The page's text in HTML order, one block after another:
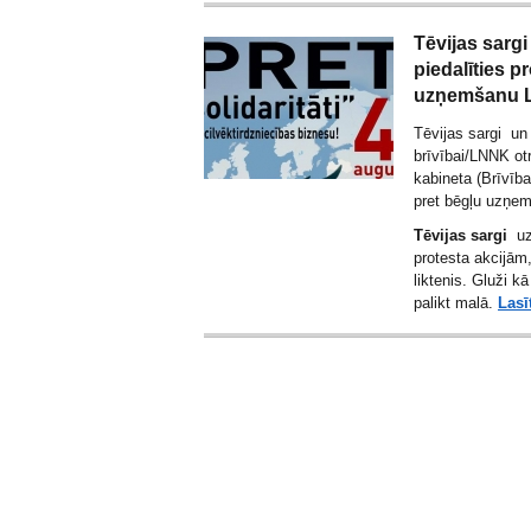
Tēvijas
piedalīties
uzņemšanu
Tēvijas sargi un
brīvībai/LNNK
kabineta
pret bēgļu
Tēvijas sargi
protesta
liktenis. Gluži
palikt malā.